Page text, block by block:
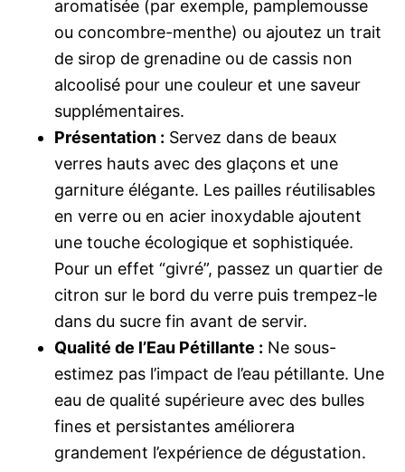
aromatisée (par exemple, pamplemousse
ou concombre-menthe) ou ajoutez un trait
de sirop de grenadine ou de cassis non
alcoolisé pour une couleur et une saveur
supplémentaires.
Présentation : Servez dans de beaux
verres hauts avec des glaçons et une
garniture élégante. Les pailles réutilisables
en verre ou en acier inoxydable ajoutent
une touche écologique et sophistiquée.
Pour un effet “givré”, passez un quartier de
citron sur le bord du verre puis trempez-le
dans du sucre fin avant de servir.
Qualité de l’Eau Pétillante : Ne sous-
estimez pas l’impact de l’eau pétillante. Une
eau de qualité supérieure avec des bulles
fines et persistantes améliorera
grandement l’expérience de dégustation.